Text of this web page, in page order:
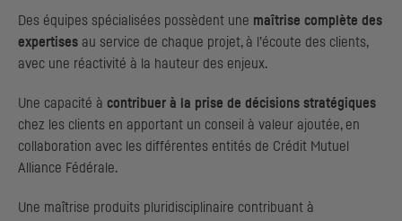
Des équipes spécialisées possèdent une maîtrise complète des
expertises au service de chaque projet, à l’écoute des clients,
avec une réactivité à la hauteur des enjeux.
Une capacité à contribuer à la prise de décisions stratégiques
chez les clients en apportant un conseil à valeur ajoutée, en
collaboration avec les différentes entités de Crédit Mutuel
Alliance Fédérale.
Une maîtrise produits pluridisciplinaire contribuant à